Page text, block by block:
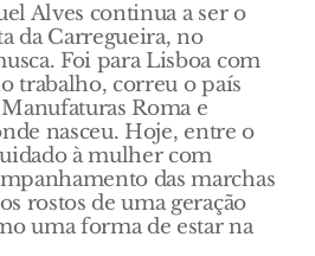
Alves continua a ser o
da Carregueira, no
Foi para Lisboa com
trabalho, correu o país
Roma e
nasceu. Hoje, entre o
à mulher com
das marchas
rostos de uma geração
uma forma de estar na